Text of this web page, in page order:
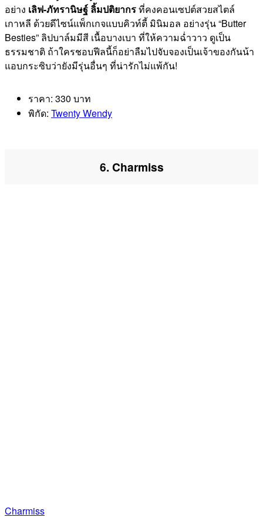
อย่าง เลิฟ-ภัทรานิษฐ์ ลิ้มปติยากรที่คงคอนเซปต์สวยสไตล์
เกาหลี ด้วยดีไซน์แพ็กเกจแบบคิวท์ตี้ มินิมอล อย่างรุ่น “Butter
Besties” ลิปบาล์มมีสี เนื้อบางเบา ที่ให้ความฉ่ำวาว ดูเป็น
ธรรมชาติ ถ้าใครชอบฟีลนี้ก็อย่าลืมไปจับจองเป็นเจ้าของกันน้า
แอบกระซิบว่ายังมีรุ่นอื่นๆ ที่น่ารักไม่แพ้กัน!
ราคา: 330 บาท
พิกัด: Twenty Wendy
6. Charmiss
Charmiss